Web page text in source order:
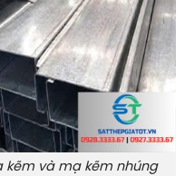
kẽm và mạ kẽm nhúng